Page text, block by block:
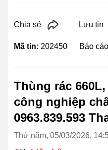
Chia sẻ Lưu tin
Mã tin: 202450 Báo cáo
Thùng rác
công nghiệp
0963.839.593
Thứ năm, 05/03/2026,